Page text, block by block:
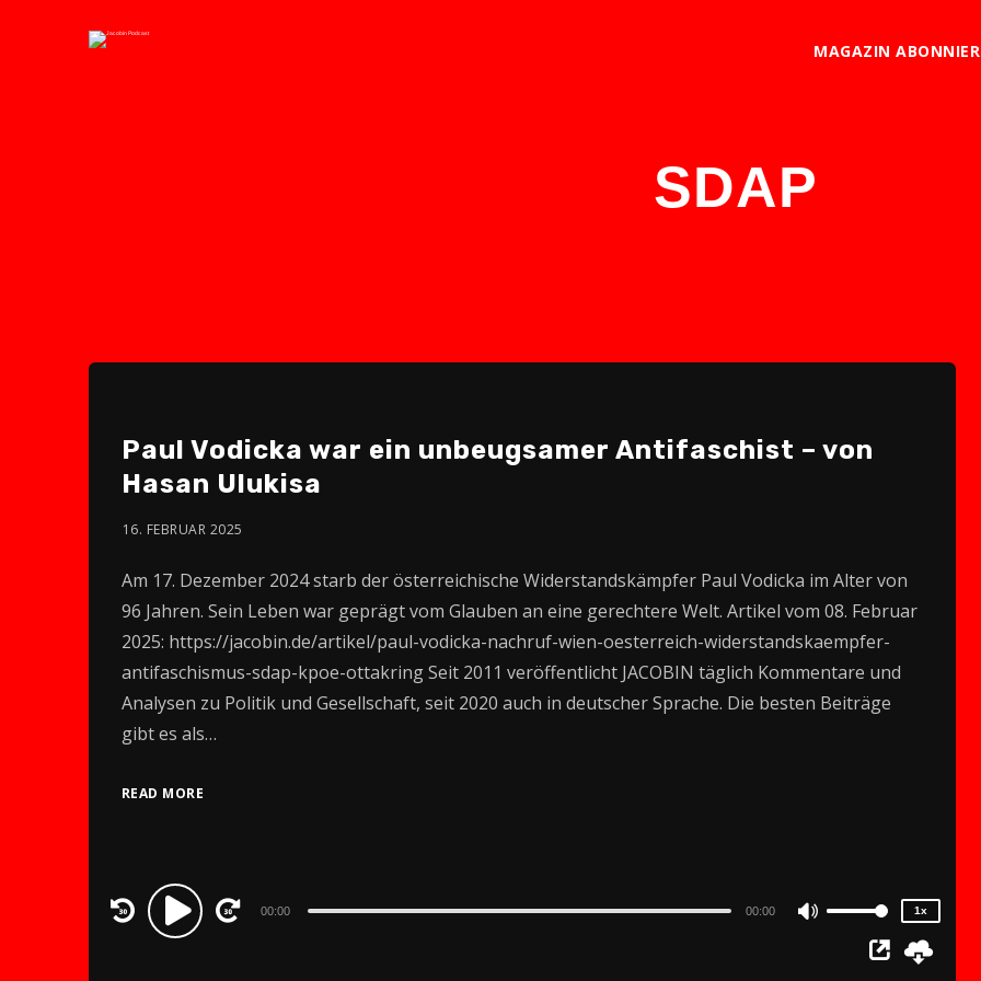
MAGAZIN
SDAP
Paul Vodicka war ein unbeugsamer Antifaschist – von
Hasan Ulukisa
16. FEBRUAR 2025
Am 17. Dezember 2024 starb der österreichische Widerstandskämpfer Paul Vodicka im Alter von
96 Jahren. Sein Leben war geprägt vom Glauben an eine gerechtere Welt. Artikel vom 08. Februar
2025: https://jacobin.de/artikel/paul-vodicka-nachruf-wien-oesterreich-widerstandskaempfer-
antifaschismus-sdap-kpoe-ottakring Seit 2011 veröffentlicht JACOBIN täglich Kommentare und
Analysen zu Politik und Gesellschaft, seit 2020 auch in deutscher Sprache. Die besten Beiträge
gibt es als…
READ MORE
Audio
Player
00:00 00:00
Up/Down
1x